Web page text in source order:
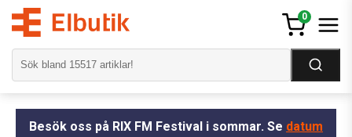
0
Besök oss på RIX FM Festival i sommar. Se datum